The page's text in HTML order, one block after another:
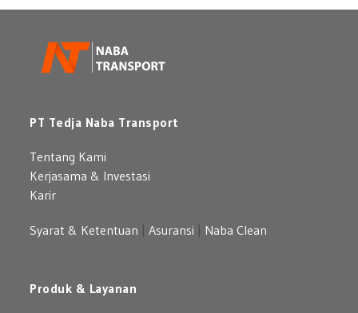
Mobil
yang
Berkelas
PT Tedja Naba Transport
Tentang Kami
Kerjasama & Investasi
Karir
Syarat & Ketentuan |Asuransi Naba Clean
Produk & Layanan